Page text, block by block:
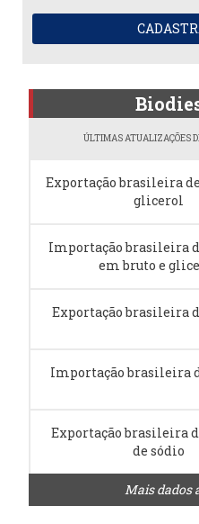
ÚLTIMAS ATUALIZAÇÕES
Exportação brasileira
glicerol
Importação brasileira
em bruto e
Exportação brasileira
Importação brasileira
Exportação brasileira
de sódio
Mais dados